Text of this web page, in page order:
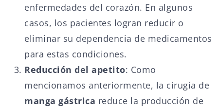
enfermedades del corazón. En algunos
casos, los pacientes logran reducir o
eliminar su dependencia de medicamentos
para estas condiciones.
Reducción del apetito: Como
mencionamos anteriormente, la cirugía de
manga gástrica reduce la producción de